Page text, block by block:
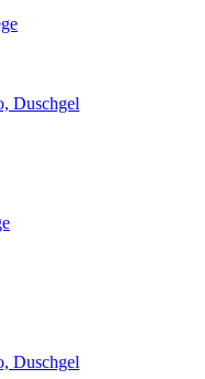
Duschgel
Duschgel